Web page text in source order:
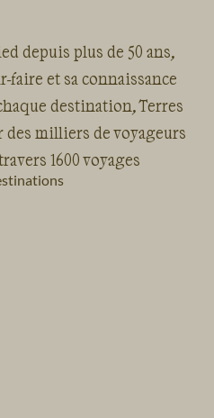
depuis plus de 50 ans,
faire et sa connaissance
destination, Terres
milliers de voyageurs
1600 voyages